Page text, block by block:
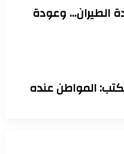
الطيران… وعودة
المواطن عنده